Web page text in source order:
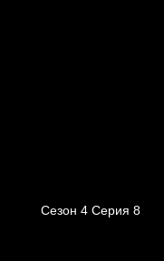
Сезон 4 Серия 8